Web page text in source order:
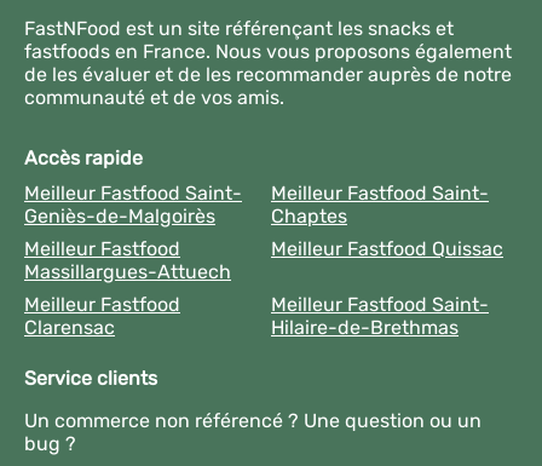
FastNFood est un site référençant les snacks et
fastfoods en France. Nous vous proposons également
de les évaluer et de les recommander auprès de notre
communauté et de vos amis.
Accès rapide
Meilleur Fastfood Saint-
Geniès-de-Malgoirès
Meilleur Fastfood Saint-
Chaptes
Meilleur Fastfood
Massillargues-Attuech
Meilleur Fastfood Quissac
Meilleur Fastfood
Clarensac
Meilleur Fastfood Saint-
Hilaire-de-Brethmas
Service clients
Un commerce non référencé ? Une question ou un
bug ?